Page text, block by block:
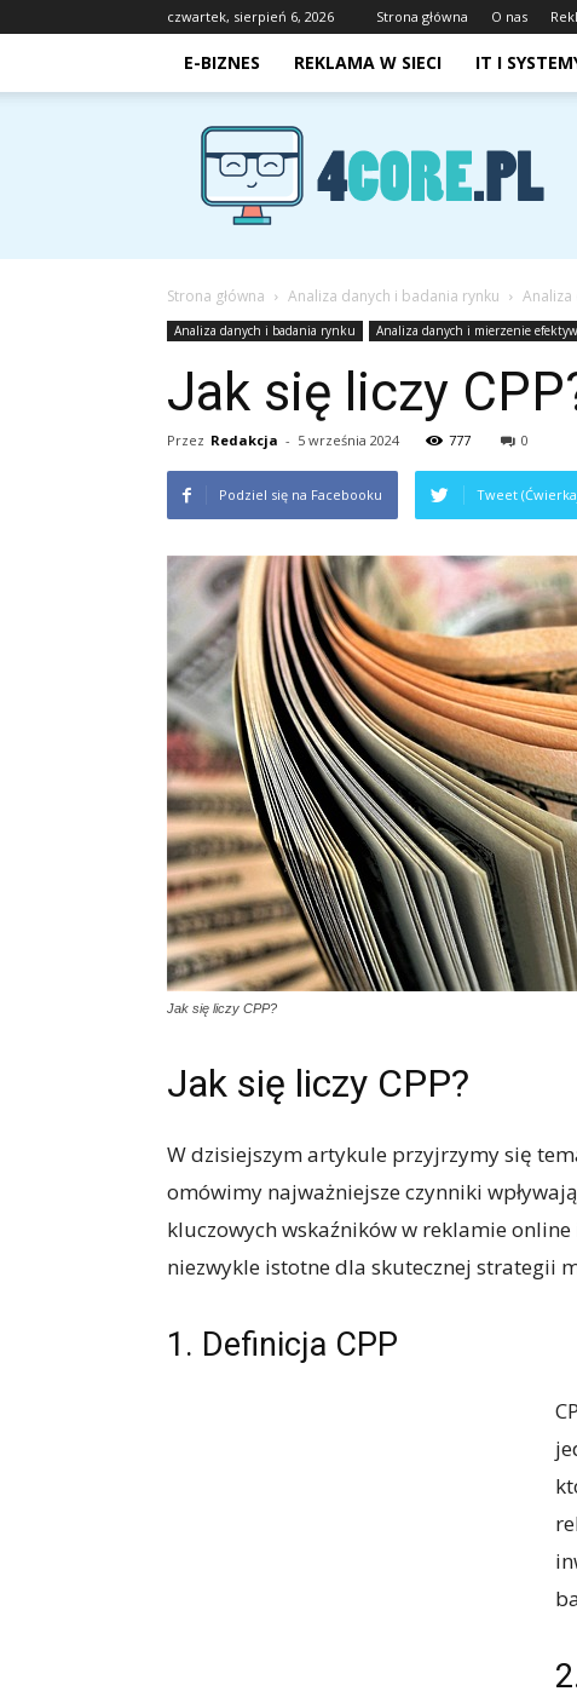
czwartek, sierpień 6, 2026 Strona główna O nas
E-BIZNES REKLAMA W SIECI IT I
4core.pl
Strona główna Analiza danych i badania rynku Analiza
Analiza danych i badania rynku Analiza danych i mierzenie
Jak się liczy
Przez Redakcja - 5 września 2024 777 0
Podziel się na Facebooku Tweet
Jak się liczy CPP?
Jak się liczy CPP?
W dzisiejszym artykule przyjrzymy się
omówimy najważniejsze czynniki
kluczowych wskaźników w reklamie
niezwykle istotne dla skutecznej strategii
1. Definicja CPP